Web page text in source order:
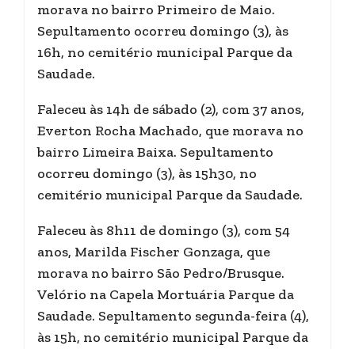
morava no bairro Primeiro de Maio.
Sepultamento ocorreu domingo (3), às
16h, no cemitério municipal Parque da
Saudade.
Faleceu às 14h de sábado (2), com 37 anos,
Everton Rocha Machado, que morava no
bairro Limeira Baixa. Sepultamento
ocorreu domingo (3), às 15h30, no
cemitério municipal Parque da Saudade.
Faleceu às 8h11 de domingo (3), com 54
anos, Marilda Fischer Gonzaga, que
morava no bairro São Pedro/Brusque.
Velório na Capela Mortuária Parque da
Saudade. Sepultamento segunda-feira (4),
às 15h, no cemitério municipal Parque da